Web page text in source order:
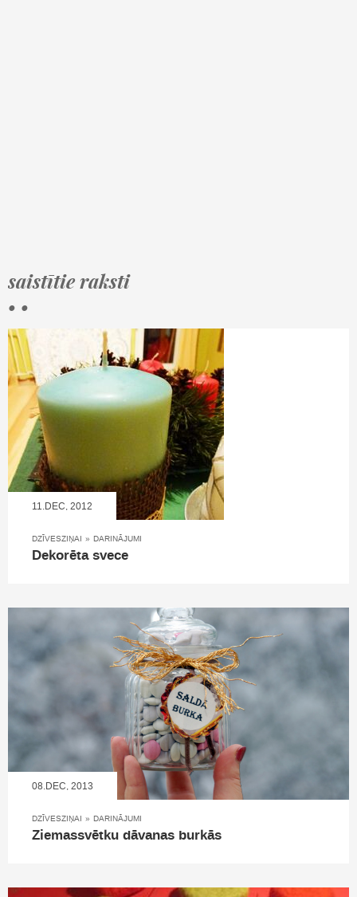
saistītie raksti
• •
11.DEC, 2012
DZĪVESZIŅAI » DARINĀJUMI
Dekorēta svece
08.DEC, 2013
DZĪVESZIŅAI » DARINĀJUMI
Ziemassvētku dāvanas burkās